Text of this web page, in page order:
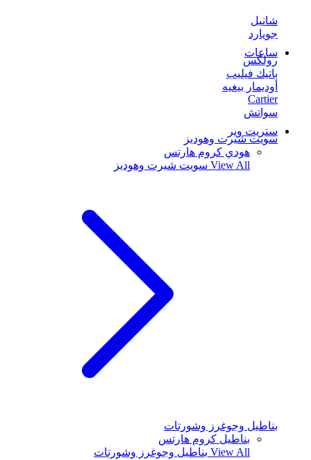
شانيل
جويارد
ساعات
رولكس
باتيك فيليب
أوديمار بيغيه
Cartier
سواتش
ستريت وير
سويت شيرت وهوديز
هودي كروم هارتس
View All سويت شيرت وهوديز
بناطيل وجوغرز وشورتات
بناطيل كروم هارتس
View All بناطيل وجوغرز وشورتات